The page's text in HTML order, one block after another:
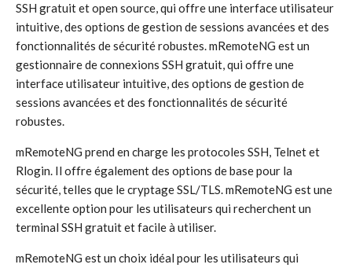
SSH gratuit et open source, qui offre une interface utilisateur
intuitive, des options de gestion de sessions avancées et des
fonctionnalités de sécurité robustes. mRemoteNG est un
gestionnaire de connexions SSH gratuit, qui offre une
interface utilisateur intuitive, des options de gestion de
sessions avancées et des fonctionnalités de sécurité
robustes.
mRemoteNG prend en charge les protocoles SSH, Telnet et
Rlogin. Il offre également des options de base pour la
sécurité, telles que le cryptage SSL/TLS. mRemoteNG est une
excellente option pour les utilisateurs qui recherchent un
terminal SSH gratuit et facile à utiliser.
mRemoteNG est un choix idéal pour les utilisateurs qui